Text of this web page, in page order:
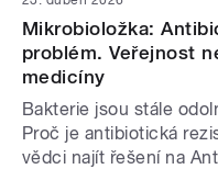
Mikrobioložka:
problém. Veřejnost
medicíny
Bakterie jsou stále
Proč je antibiotická
vědci najít řešení na